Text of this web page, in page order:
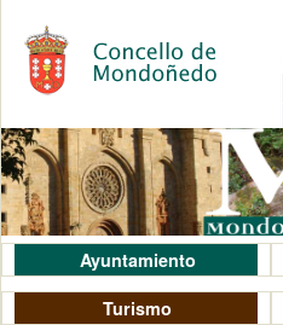
Ayuntamiento
Turismo